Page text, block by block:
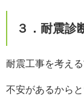
３．耐震診
耐震工事を考え
不安があるから